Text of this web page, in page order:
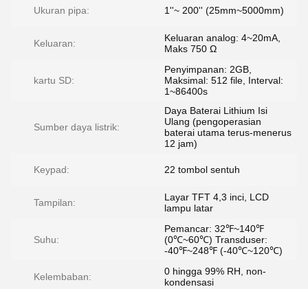
Ukuran pipa: 1''~ 200'' (25mm~5000mm)
Keluaran:
Keluaran analog: 4~20mA,
Maks 750 Ω
kartu SD:
Penyimpanan: 2GB,
Maksimal: 512 file, Interval:
1~86400s
Sumber daya listrik:
Daya Baterai Lithium Isi
Ulang (pengoperasian
baterai utama terus-menerus
12 jam)
Keypad: 22 tombol sentuh
Tampilan:
Layar TFT 4,3 inci, LCD
lampu latar
Suhu:
Pemancar: 32℉~140℉
(0℃~60℃) Transduser:
-40℉~248℉ (-40℃~120℃)
Kelembaban:
0 hingga 99% RH, non-
kondensasi